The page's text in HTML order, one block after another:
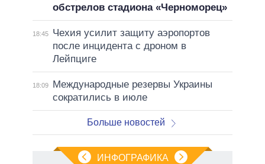
обстрелов стадиона «Черноморец»
18:45
Чехия усилит защиту аэропортов
после инцидента с дроном в
Лейпциге
18:09
Международные резервы Украины
сократились в июле
Больше новостей
ИНФОГРАФИКА